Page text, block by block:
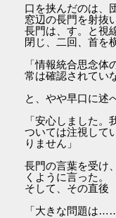
口を挟んだのは、
窓辺の長門を射抜
長門は、す。と視
閉じ、二回、首を
「情報統合思念
常は確認されてい
と、やや早口に述
「安心しました
ついては注視して
りません」
長門の言葉を受け
くように言った。
そして、その直後
「大きな問題は